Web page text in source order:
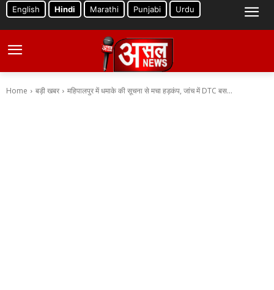
English Hindi Marathi Punjabi Urdu
Home बड़ी खबर महिपालपुर में धमाके की सूचना से मचा हड़कंप, जांच में DTC बस...